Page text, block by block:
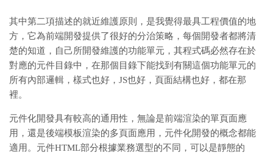
其中第二項描述的就近維護原則，是我覺得最具工程價值的地
方，它為前端開發提供了很好的分治策略，每個開發者都將清
楚的知道，自己所開發維護的功能單元，其程式碼必然存在於
對應的元件目錄中，在那個目錄下能找到有關這個功能單元的
所有內部邏輯，樣式也好，JS也好，頁面結構也好，都在那
裡。
元件化開發具有較高的通用性，無論是前端渲染的單頁面應
用，還是後端模板渲染的多頁面應用，元件化開發的概念都能
適用。元件HTML部分根據業務選型的不同，可以是靜態的